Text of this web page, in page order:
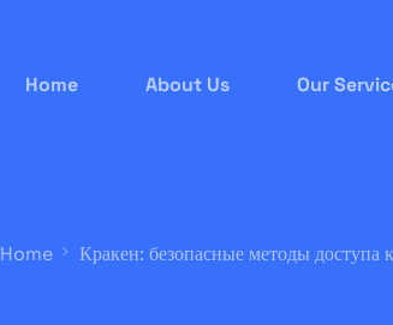
Home About Us Our
Home Кракен: безопасные методы доступа